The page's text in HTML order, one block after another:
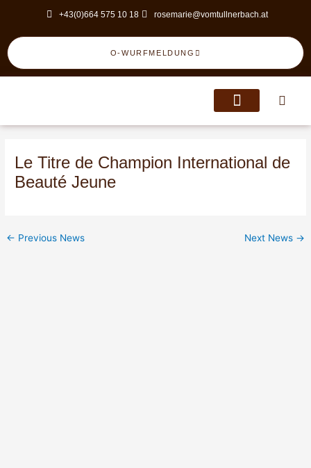
content
+43(0)664 575 10 18 rosemarie@vomtullnerbach.at
O-WURFMELDUNG
Le Titre de Champion International de
Beauté Jeune
← Previous News Next News →